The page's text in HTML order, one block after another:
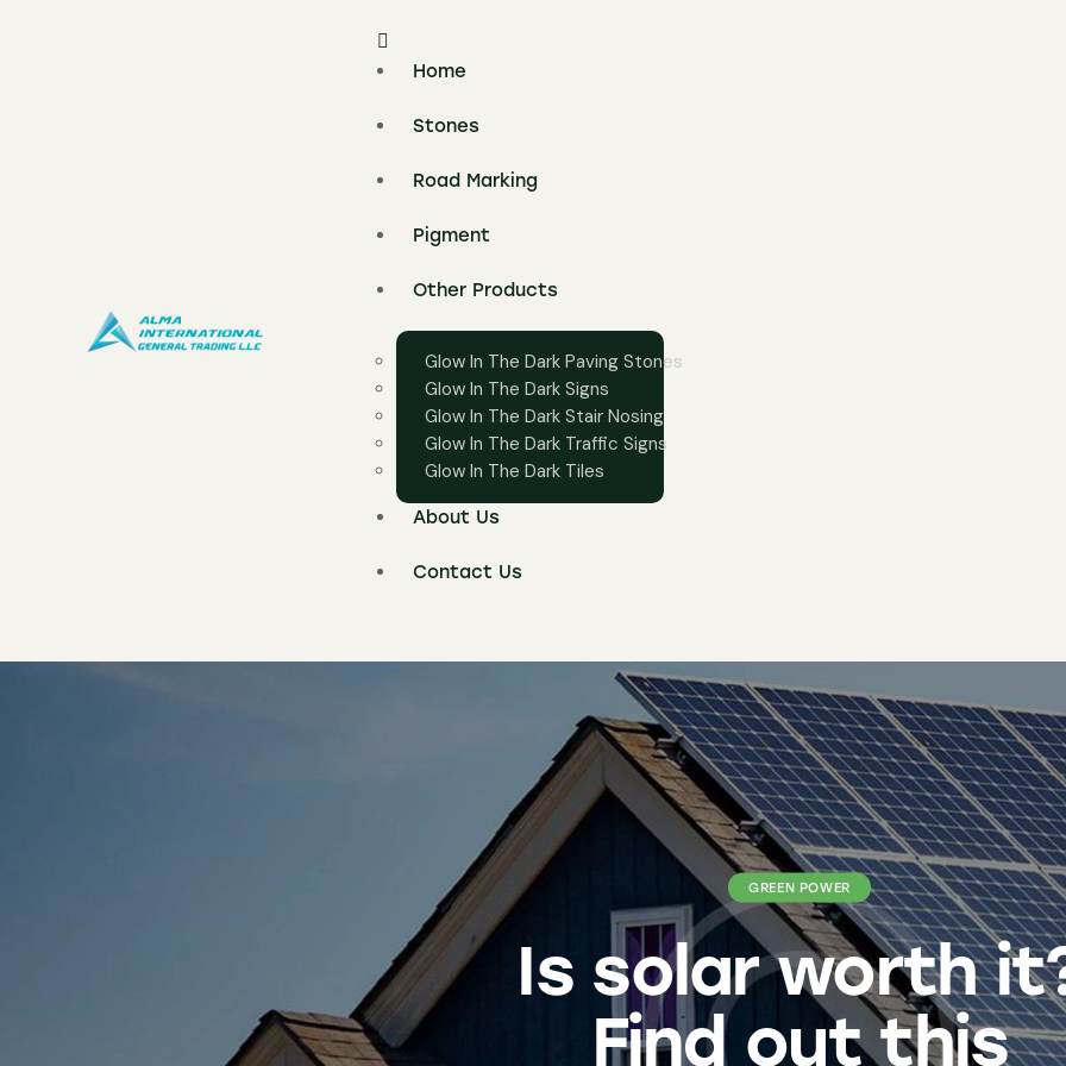
Home
Stones
Road Marking
Pigment
Other Products
Glow In The Dark Paving Stones
Glow In The Dark Signs
Glow In The Dark Stair Nosing
Glow In The Dark Traffic Signs
Glow In The Dark Tiles
About Us
Contact Us
GREEN POWER
Is solar worth
Find out this